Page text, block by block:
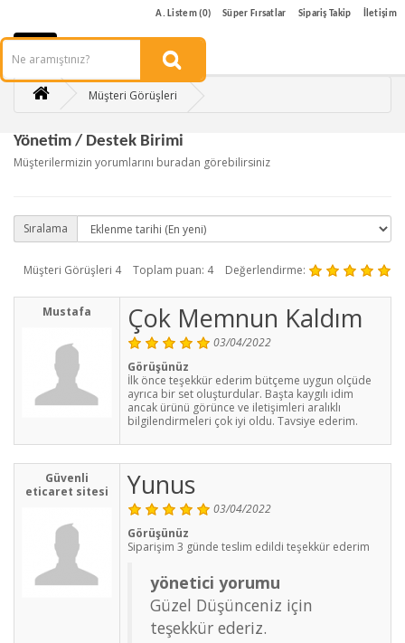
A. Listem (0) Süper Fırsatlar Sipariş Takip İletişim
Müşteri Görüşleri
Yönetim / Destek Birimi
Müşterilermizin yorumlarını buradan görebilirsiniz
Sıralama
Müşteri Görüşleri 4 Toplam puan: 4 Değerlendirme:
Mustafa Çok Memnun Kaldım
03/04/2022
Görüşünüz
İlk önce teşekkür ederim bütçeme uygun olçüde
ayrıca bir set oluşturdular. Başta kaygılı idim
ancak ürünü görünce ve iletişimleri aralıklı
bilgilendirmeleri çok iyi oldu. Tavsiye ederim.
Güvenli
eticaret sitesi
Yunus
03/04/2022
Görüşünüz
Siparişim 3 günde teslim edildi teşekkür ederim
yönetici yorumu
Güzel Düşünceniz için
teşekkür ederiz.